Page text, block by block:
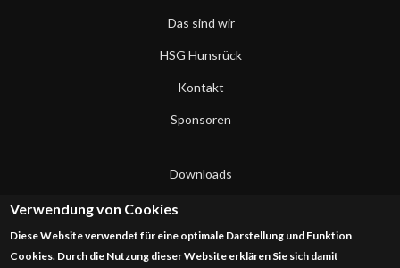
Das sind wir
HSG Hunsrück
Kontakt
Sponsoren
Downloads
Datenschutzerklärung
Impressum
Verwendung von Cookies
Diese Website verwendet für eine optimale Darstellung und Funktion
Cookies. Durch die Nutzung dieser Website erklären Sie sich damit